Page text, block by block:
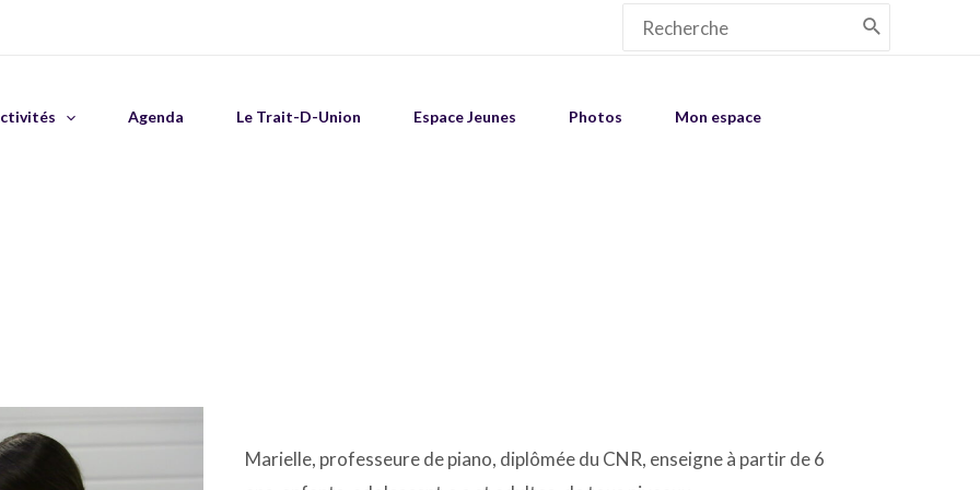
Search
Agenda Le Trait-D-Union Espace Jeunes Photos Mon espace
Marielle, professeure de piano, diplômée du CNR, enseigne à partir de 6